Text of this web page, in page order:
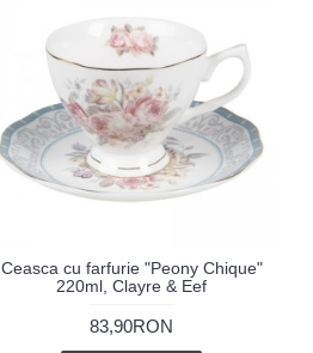
Ceasca cu farfurie "Peony Chique"
220ml, Clayre & Eef
83,90RON